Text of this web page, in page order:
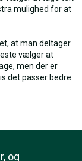
mulighed for at
at man deltager
vælger at
men der er
det passer bedre.
og